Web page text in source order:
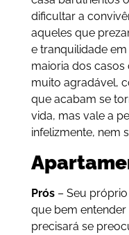
dificultar a
aqueles que
e tranquilidade
maioria dos
muito agradável,
que acabam se
vida, mas vale a
infelizmente, nem
Prós– Seu próprio
que bem
precisará se